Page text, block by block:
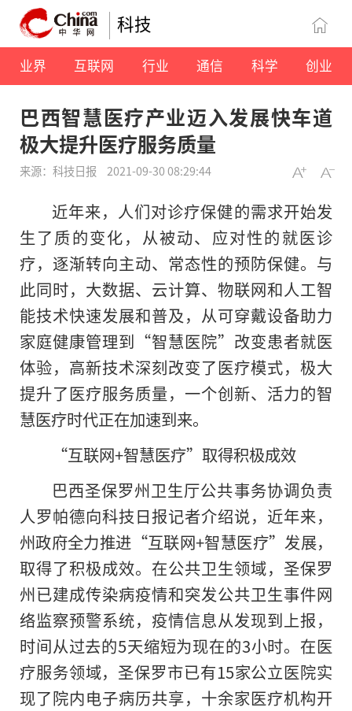
科技
业界 互联网 行业 通信 科学 创业
巴西智慧医疗产业迈入发展快车道
极大提升医疗服务质量
来源：科技日报 2021-09-30 08:29:44
近年来，人们对诊疗保健的需求开始发
生了质的变化，从被动、应对性的就医诊
疗，逐渐转向主动、常态性的预防保健。与
此同时，大数据、云计算、物联网和人工智
能技术快速发展和普及，从可穿戴设备助力
家庭健康管理到“智慧医院”改变患者就医
体验，高新技术深刻改变了医疗模式，极大
提升了医疗服务质量，一个创新、活力的智
慧医疗时代正在加速到来。
“互联网+智慧医疗”取得积极成效
巴西圣保罗州卫生厅公共事务协调负责
人罗帕德向科技日报记者介绍说，近年来，
州政府全力推进“互联网+智慧医疗”发展，
取得了积极成效。在公共卫生领域，圣保罗
州已建成传染病疫情和突发公共卫生事件网
络监察预警系统，疫情信息从发现到上报，
时间从过去的5天缩短为现在的3小时。在医
疗服务领域，圣保罗市已有15家公立医院实
现了院内电子病历共享，十余家医疗机构开